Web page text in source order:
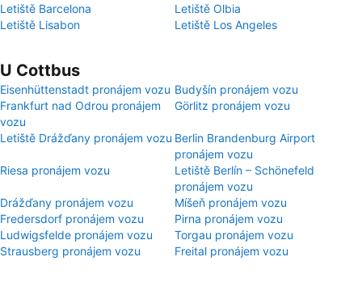
Letiště Barcelona
Letiště Olbia
Letiště Lisabon
Letiště Los Angeles
U Cottbus
Eisenhüttenstadt pronájem vozu Budyšín pronájem vozu
Frankfurt nad Odrou pronájem
vozu
Görlitz pronájem vozu
Letiště Drážďany pronájem vozu Berlin Brandenburg Airport
pronájem vozu
Riesa pronájem vozu
Letiště Berlín – Schönefeld
pronájem vozu
Drážďany pronájem vozu
Míšeň pronájem vozu
Fredersdorf pronájem vozu
Pirna pronájem vozu
Ludwigsfelde pronájem vozu
Torgau pronájem vozu
Strausberg pronájem vozu
Freital pronájem vozu